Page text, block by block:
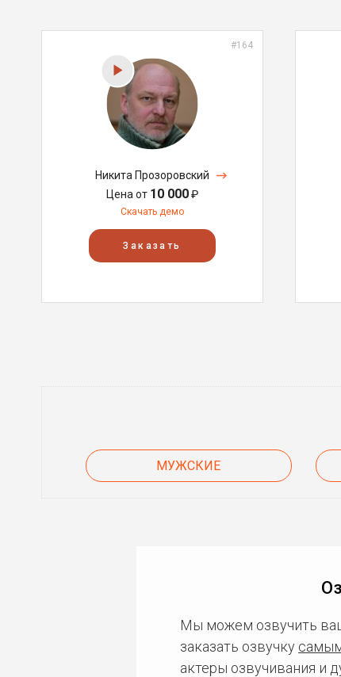
#164
Никита Прозоровский
Цена от 10 000₽
Скачать демо
Заказать
МУЖСКИЕ
Мы можем озвучить
заказать озвучку
актеры озвучивания и